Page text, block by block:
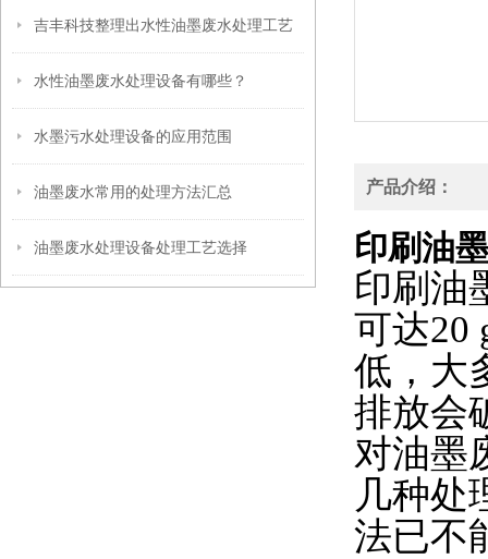
吉丰科技整理出水性油墨废水处理工艺
水性油墨废水处理设备有哪些？
水墨污水处理设备的应用范围
油墨废水常用的处理方法汇总
油墨废水处理设备处理工艺选择
产品介绍：
印刷油
印刷油
可达20
低，大
排放会
对油墨
几种处
法已不